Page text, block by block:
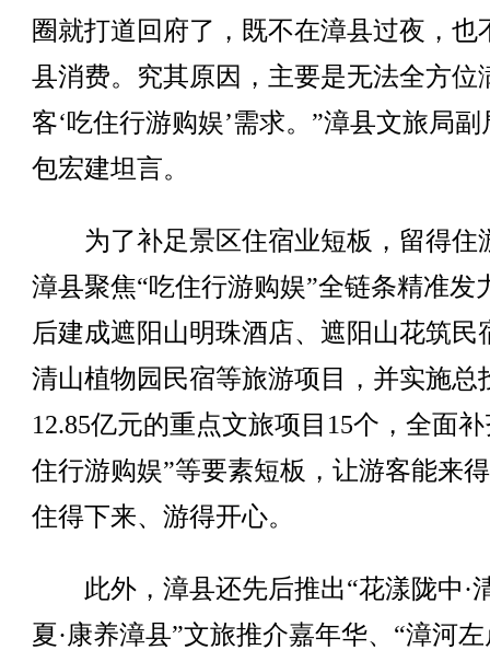
圈就打道回府了，既不在漳县过夜，也
县消费。究其原因，主要是无法全方位
客‘吃住行游购娱’需求。”漳县文旅局副
包宏建坦言。
为了补足景区住宿业短板，留得住
漳县聚焦“吃住行游购娱”全链条精准发
后建成遮阳山明珠酒店、遮阳山花筑民
清山植物园民宿等旅游项目，并实施总
12.85亿元的重点文旅项目15个，全面补
住行游购娱”等要素短板，让游客能来
住得下来、游得开心。
此外，漳县还先后推出“花漾陇中·
夏·康养漳县”文旅推介嘉年华、“漳河